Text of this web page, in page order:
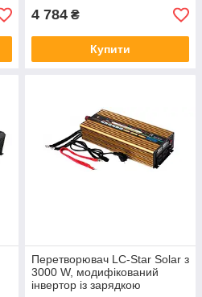
4 784 ₴
Купити
Перетворювач LC-Star Solar з
3000 W, модифікований
інвертор із зарядкою